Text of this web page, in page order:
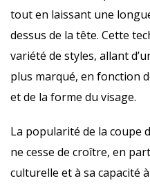
tout en laissant une
dessus de la tête. Cette
variété de styles, allant
plus marqué, en fonction
et de la forme du visage.
La popularité de la coupe
ne cesse de croître, en
culturelle et à sa capacité